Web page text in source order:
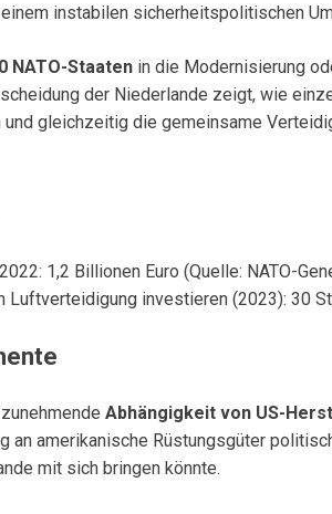
instabilen sicherheitspolitischen
NATO-Staaten in die Modernisierung
der Niederlande zeigt, wie
und gleichzeitig die gemeinsame
1,2 Billionen Euro (Quelle: NATO-
Luftverteidigung investieren (2023): 30
Abhängigkeit von US-
an amerikanische Rüstungsgüter
mit sich bringen könnte.